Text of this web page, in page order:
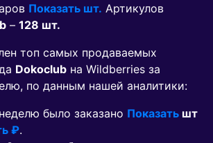
Показать шт. Артикулов
– 128 шт.
топ самых продаваемых
Dokoclub на Wildberries за
по данным нашей аналитики:
было заказано Показать шт
₽.